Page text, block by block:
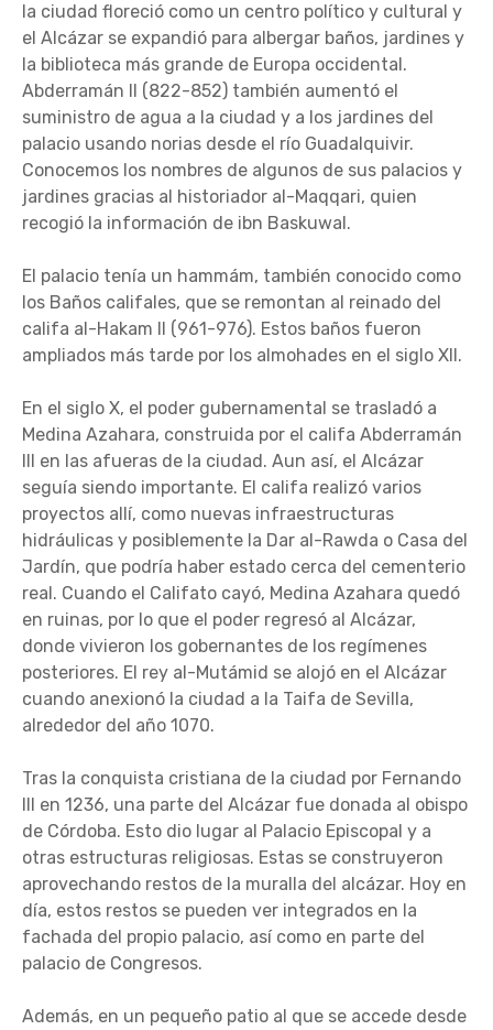
la ciudad floreció como un centro político y cultural y
el Alcázar se expandió para albergar baños, jardines y
la biblioteca más grande de Europa occidental.
Abderramán II (822-852) también aumentó el
suministro de agua a la ciudad y a los jardines del
palacio usando norias desde el río Guadalquivir.
Conocemos los nombres de algunos de sus palacios y
jardines gracias al historiador al-Maqqari, quien
recogió la información de ibn Baskuwal.
El palacio tenía un hammám, también conocido como
los Baños califales, que se remontan al reinado del
califa al-Hakam II (961-976). Estos baños fueron
ampliados más tarde por los almohades en el siglo XII.
En el siglo X, el poder gubernamental se trasladó a
Medina Azahara, construida por el califa Abderramán
III en las afueras de la ciudad. Aun así, el Alcázar
seguía siendo importante. El califa realizó varios
proyectos allí, como nuevas infraestructuras
hidráulicas y posiblemente la Dar al-Rawda o Casa del
Jardín, que podría haber estado cerca del cementerio
real. Cuando el Califato cayó, Medina Azahara quedó
en ruinas, por lo que el poder regresó al Alcázar,
donde vivieron los gobernantes de los regímenes
posteriores. El rey al-Mutámid se alojó en el Alcázar
cuando anexionó la ciudad a la Taifa de Sevilla,
alrededor del año 1070.
Tras la conquista cristiana de la ciudad por Fernando
III en 1236, una parte del Alcázar fue donada al obispo
de Córdoba. Esto dio lugar al Palacio Episcopal y a
otras estructuras religiosas. Estas se construyeron
aprovechando restos de la muralla del alcázar. Hoy en
día, estos restos se pueden ver integrados en la
fachada del propio palacio, así como en parte del
palacio de Congresos.
Además, en un pequeño patio al que se accede desde